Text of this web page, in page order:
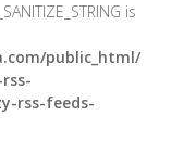
is
public_html/
rss-feeds-